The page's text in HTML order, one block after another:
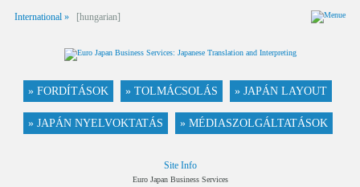
International » [hungarian]
» FORDÍTÁSOK » TOLMÁCSOLÁS » JAPÁN LAYOUT
» JAPÁN NYELVOKTATÁS » MÉDIASZOLGÁLTATÁSOK
Site Info
Euro Japan Business Services